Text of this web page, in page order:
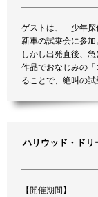
ゲストは、「少年
新車の試乗会に参加
しかし出発直後、
作品でおなじみの
ることで、絶叫の
ハリウッド・ドリ
【開催期間】